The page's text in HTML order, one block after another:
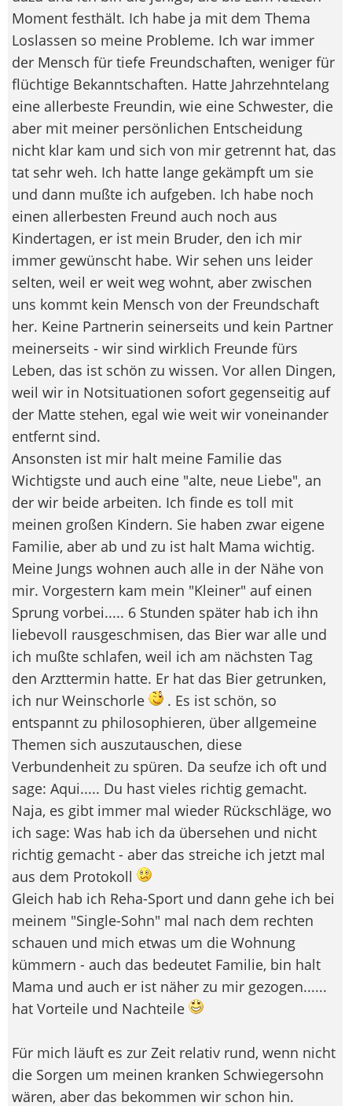
Moment festhält. Ich habe ja mit dem Thema
Loslassen so meine Probleme. Ich war immer
der Mensch für tiefe Freundschaften, weniger für
flüchtige Bekanntschaften. Hatte Jahrzehntelang
eine allerbeste Freundin, wie eine Schwester, die
aber mit meiner persönlichen Entscheidung
nicht klar kam und sich von mir getrennt hat, das
tat sehr weh. Ich hatte lange gekämpft um sie
und dann mußte ich aufgeben. Ich habe noch
einen allerbesten Freund auch noch aus
Kindertagen, er ist mein Bruder, den ich mir
immer gewünscht habe. Wir sehen uns leider
selten, weil er weit weg wohnt, aber zwischen
uns kommt kein Mensch von der Freundschaft
her. Keine Partnerin seinerseits und kein Partner
meinerseits - wir sind wirklich Freunde fürs
Leben, das ist schön zu wissen. Vor allen Dingen,
weil wir in Notsituationen sofort gegenseitig auf
der Matte stehen, egal wie weit wir voneinander
entfernt sind.
Ansonsten ist mir halt meine Familie das
Wichtigste und auch eine "alte, neue Liebe", an
der wir beide arbeiten. Ich finde es toll mit
meinen großen Kindern. Sie haben zwar eigene
Familie, aber ab und zu ist halt Mama wichtig.
Meine Jungs wohnen auch alle in der Nähe von
mir. Vorgestern kam mein "Kleiner" auf einen
Sprung vorbei..... 6 Stunden später hab ich ihn
liebevoll rausgeschmisen, das Bier war alle und
ich mußte schlafen, weil ich am nächsten Tag
den Arzttermin hatte. Er hat das Bier getrunken,
ich nur Weinschorle
. Es ist schön, so
entspannt zu philosophieren, über allgemeine
Themen sich auszutauschen, diese
Verbundenheit zu spüren. Da seufze ich oft und
sage: Aqui..... Du hast vieles richtig gemacht.
Naja, es gibt immer mal wieder Rückschläge, wo
ich sage: Was hab ich da übersehen und nicht
richtig gemacht - aber das streiche ich jetzt mal
aus dem Protokoll
Gleich hab ich Reha-Sport und dann gehe ich bei
meinem "Single-Sohn" mal nach dem rechten
schauen und mich etwas um die Wohnung
kümmern - auch das bedeutet Familie, bin halt
Mama und auch er ist näher zu mir gezogen......
hat Vorteile und Nachteile
Für mich läuft es zur Zeit relativ rund, wenn nicht
die Sorgen um meinen kranken Schwiegersohn
wären, aber das bekommen wir schon hin.